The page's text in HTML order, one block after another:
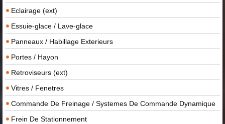
Eclairage (ext)
Essuie-glace / Lave-glace
Panneaux / Habillage Exterieurs
Portes / Hayon
Retroviseurs (ext)
Vitres / Fenetres
Commande De Freinage / Systemes De Commande Dynamique
Frein De Stationnement